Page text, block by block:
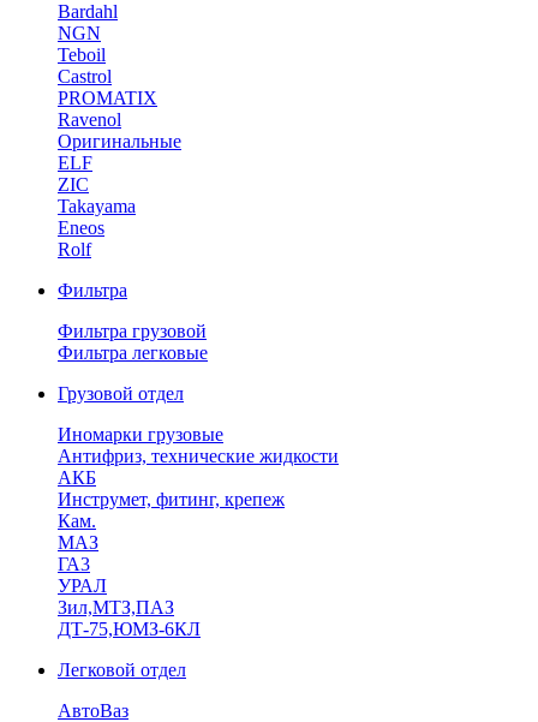
Bardahl
NGN
Teboil
Castrol
PROMATIX
Ravenol
Оригинальные
ELF
ZIC
Takayama
Eneos
Rolf
Фильтра
Фильтра грузовой
Фильтра легковые
Грузовой отдел
Иномарки грузовые
Антифриз, технические жидкости
АКБ
Инструмет, фитинг, крепеж
Кам.
МАЗ
ГА3
УРАЛ
Зил,МТЗ,ПАЗ
ДТ-75,ЮМЗ-6КЛ
Легковой отдел
АвтоВаз